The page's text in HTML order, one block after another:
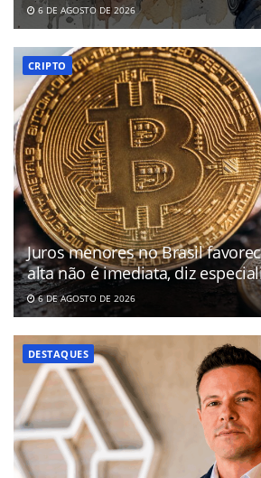
6 DE AGOSTO DE 2026
CRIPTO
Juros menores no Brasil
alta não é imediata, diz
6 DE AGOSTO DE 2026
DESTAQUES